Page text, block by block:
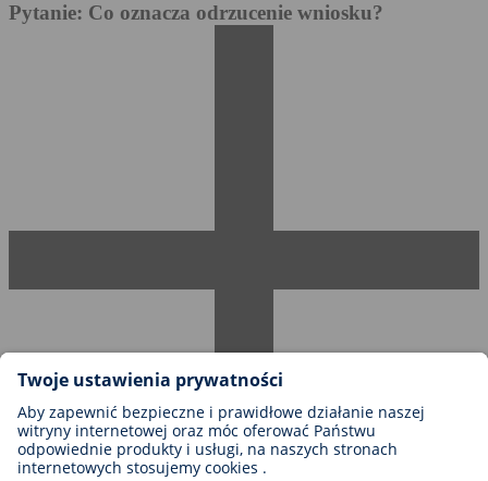
Pytanie: Co oznacza odrzucenie wniosku?